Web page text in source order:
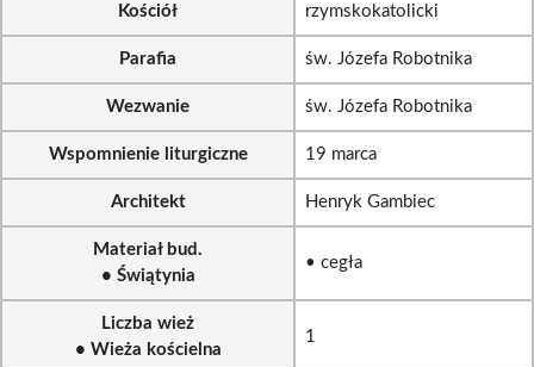
Kościół rzymskokatolicki
Parafia św. Józefa Robotnika
Wezwanie św. Józefa Robotnika
Wspomnienie liturgiczne 19 marca
Architekt Henryk Gambiec
Materiał bud.
• Świątynia
• cegła
Liczba wież
• Wieża kościelna
1